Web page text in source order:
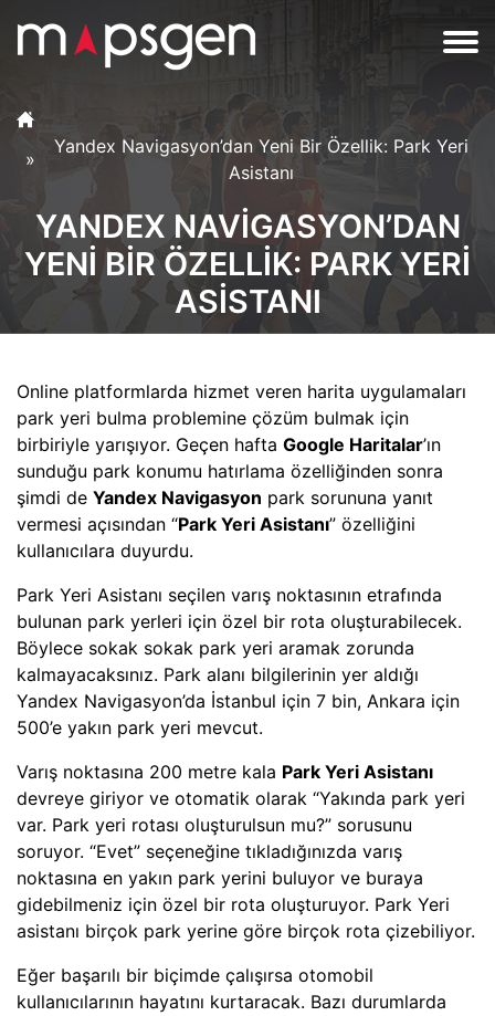
Yandex Navigasyon’dan Yeni Bir Özellik: Park Yeri
Asistanı
YANDEX NAVIGASYON’DAN
YENI BIR ÖZELLIK: PARK YERI
ASISTANI
Online platformlarda hizmet veren harita uygulamaları
park yeri bulma problemine çözüm bulmak için
birbiriyle yarışıyor. Geçen hafta Google Haritalar’ın
sunduğu park konumu hatırlama özelliğinden sonra
şimdi de Yandex Navigasyon park sorununa yanıt
vermesi açısından “Park Yeri Asistanı” özelliğini
kullanıcılara duyurdu.
Park Yeri Asistanı seçilen varış noktasının etrafında
bulunan park yerleri için özel bir rota oluşturabilecek.
Böylece sokak sokak park yeri aramak zorunda
kalmayacaksınız. Park alanı bilgilerinin yer aldığı
Yandex Navigasyon’da İstanbul için 7 bin, Ankara için
500’e yakın park yeri mevcut.
Varış noktasına 200 metre kala Park Yeri Asistanı
devreye giriyor ve otomatik olarak “Yakında park yeri
var. Park yeri rotası oluşturulsun mu?” sorusunu
soruyor. “Evet” seçeneğine tıkladığınızda varış
noktasına en yakın park yerini buluyor ve buraya
gidebilmeniz için özel bir rota oluşturuyor. Park Yeri
asistanı birçok park yerine göre birçok rota çizebiliyor.
Eğer başarılı bir biçimde çalışırsa otomobil
kullanıcılarının hayatını kurtaracak. Bazı durumlarda